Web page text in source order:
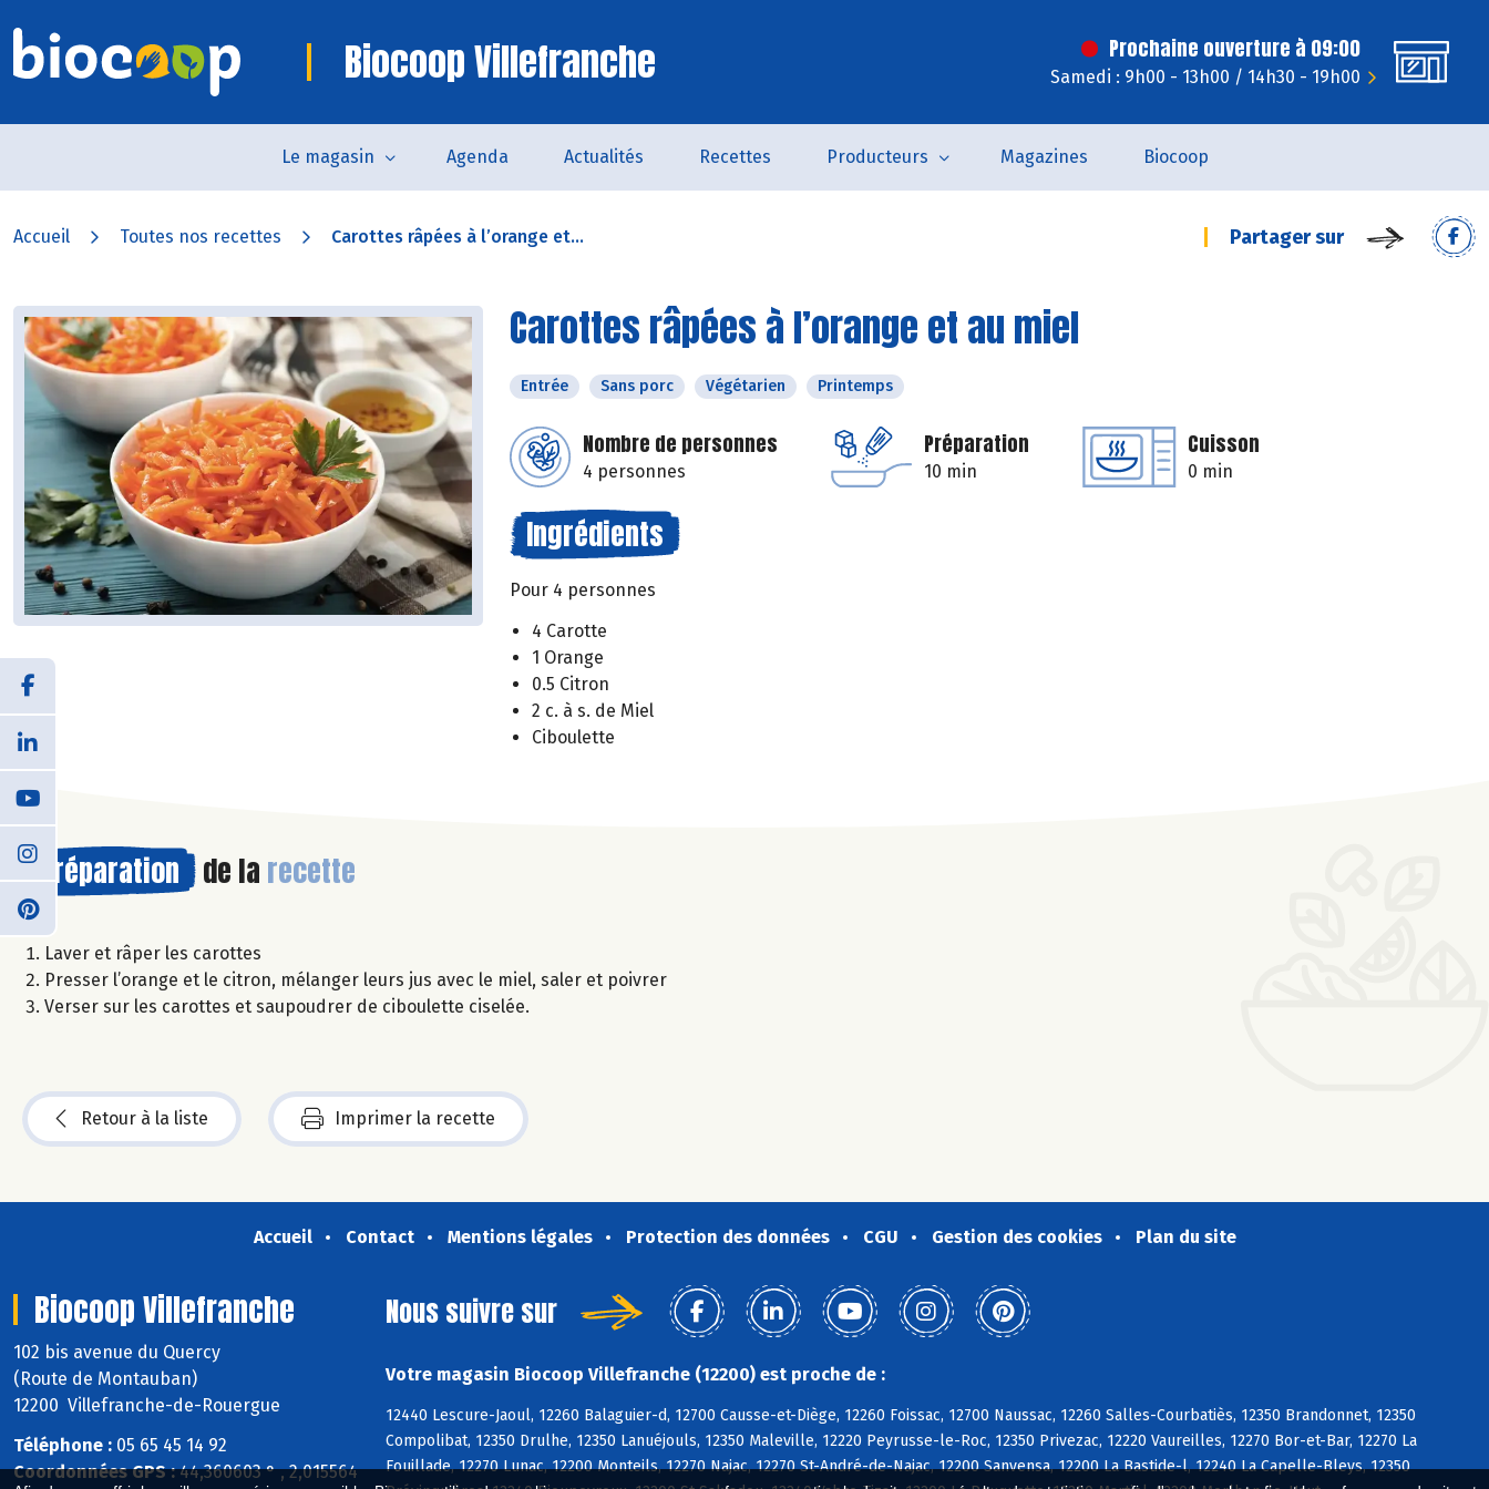
Biocoop Villefranche Prochaine ouverture à 09:00
Samedi : 9h00 - 13h00 / 14h30 - 19h00
Le magasin Agenda Actualités Recettes Producteurs Magazines Biocoop
Accueil Toutes nos recettes Carottes râpées à l’orange et... Partager sur
Carottes râpées à l’orange et au miel
Entrée Sans porc Végétarien Printemps
Nombre de personnes
4 personnes
Préparation
10 min
Cuisson
0 min
Ingrédients
Pour 4 personnes
4 Carotte
1 Orange
0.5 Citron
2 c. à s. de Miel
Ciboulette
Préparation de la recette
Laver et râper les carottes
Presser l’orange et le citron, mélanger leurs jus avec le miel, saler et poivrer
Verser sur les carottes et saupoudrer de ciboulette ciselée.
Retour à la liste Imprimer la recette
Accueil Contact Mentions légales Protection des données CGU Gestion des cookies Plan du site
Biocoop Villefranche
102 bis avenue du Quercy
(Route de Montauban)
12200 Villefranche-de-Rouergue
Téléphone : 05 65 45 14 92
Coordonnées GPS :44,360603 ° , 2,015564
Nous suivre sur
Votre magasin Biocoop Villefranche (12200) est proche de :
12440 Lescure-Jaoul, 12260 Balaguier-d, 12700 Causse-et-Diège, 12260 Foissac, 12700 Naussac, 12260 Salles-Courbatiès, 12350 Brandonnet, 12350
Compolibat, 12350 Drulhe, 12350 Lanuéjouls, 12350 Maleville, 12220 Peyrusse-le-Roc, 12350 Privezac, 12220 Vaureilles, 12270 Bor-et-Bar, 12270 La
Fouillade, 12270 Lunac, 12200 Monteils, 12270 Najac, 12270 St-André-de-Najac, 12200 Sanvensa, 12200 La Bastide-l, 12240 La Capelle-Bleys, 12350